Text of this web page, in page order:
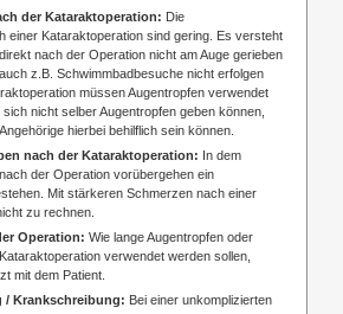
der Kataraktoperation: Die
einer Kataraktoperation sind gering. Es versteht
nach der Operation nicht am Auge gerieben
z.B. Schwimmbadbesuche nicht erfolgen
müssen Augentropfen verwendet
nicht selber Augentropfen geben können,
hierbei behilflich sein können.
nach der Kataraktoperation: In dem
der Operation vorübergehen ein
Mit stärkeren Schmerzen nach einer
zu rechnen.
Operation: Wie lange Augentropfen oder
verwendet werden sollen,
mit dem Patient.
/ Krankschreibung: Bei einer unkomplizierten